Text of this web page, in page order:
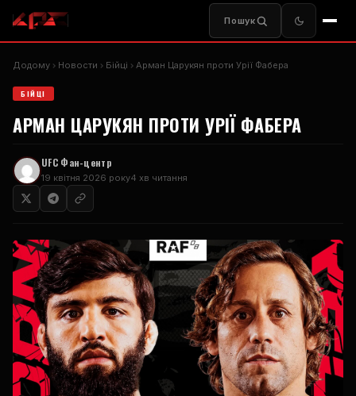
Пошук
Додому Новости Бійці Арман Царукян проти Урії Фабера
БІЙЦІ
АРМАН ЦАРУКЯН ПРОТИ УРІЇ ФАБЕРА
UFCФан-центр
19 квітня 2026 року4 хв читання